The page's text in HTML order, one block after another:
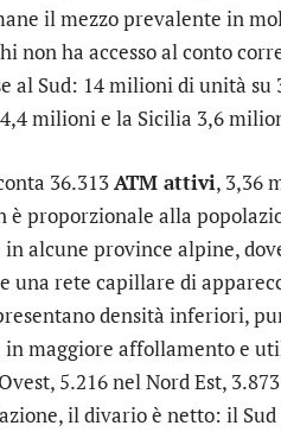
il mezzo prevalente in
non ha accesso al conto
al Sud: 14 milioni di unità
milioni e la Sicilia 3,6
36.313ATM attivi, 3,36
è proporzionale alla
in alcune province alpine,
una rete capillare di
densità inferiori,
maggiore affollamento e
5.216 nel Nord Est,
il divario è netto: il